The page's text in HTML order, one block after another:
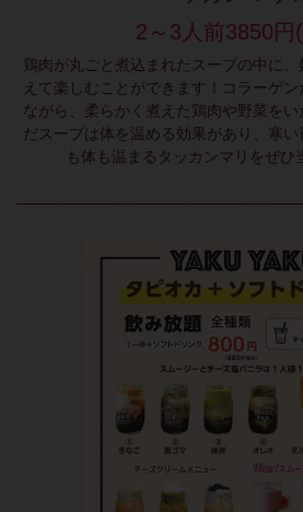
2～3人前3850円
鶏肉が丸ごと煮込まれたスープの中に
えて楽しむことができます！コラーゲ
ながら、柔らかく煮えた鶏肉や野菜をい
だスープは体を温める効果があり、寒
も体も温まるタッカンマリをぜひ